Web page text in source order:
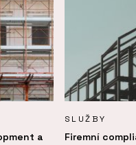
a
SLUŽBY
Firemní